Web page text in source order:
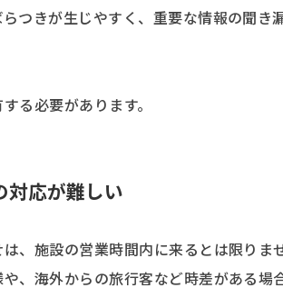
つきが生じやすく、重要な情報の聞き
る必要があります。
対応が難しい
、施設の営業時間内に来るとは限りま
、海外からの旅行客など時差がある場